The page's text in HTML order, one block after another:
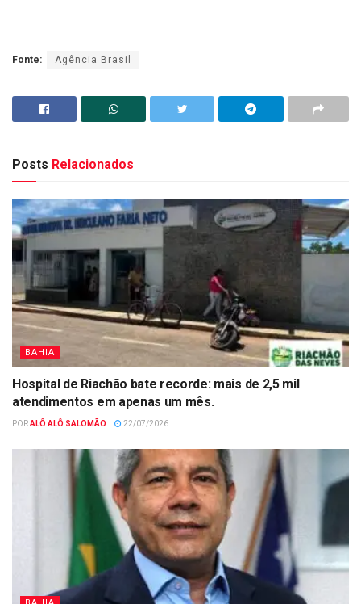
Fonte: Agência Brasil
Posts Relacionados
BAHIA
Hospital de Riachão bate recorde: mais de 2,5 mil
atendimentos em apenas um mês.
PORALÔ ALÔ SALOMÃO 22/07/2026